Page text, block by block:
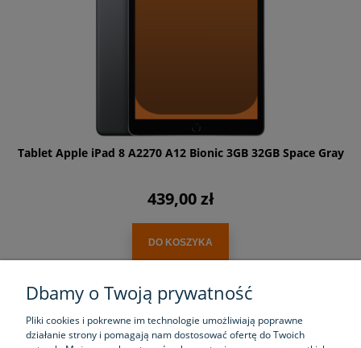
Tablet Apple iPad 8 A2270 A12 Bionic 3GB 32GB Space Gray
439,00 zł
DO KOSZYKA
Dbamy o Twoją prywatność
Pliki cookies i pokrewne im technologie umożliwiają poprawne
działanie strony i pomagają nam dostosować ofertę do Twoich